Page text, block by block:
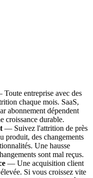
entreprise avec des
chaque mois. SaaS,
abonnement dépendent
croissance durable.
— Suivez l'attrition de près
produit, des changements
Une hausse
sont mal reçus.
— Une acquisition client
Si vous croissez vite